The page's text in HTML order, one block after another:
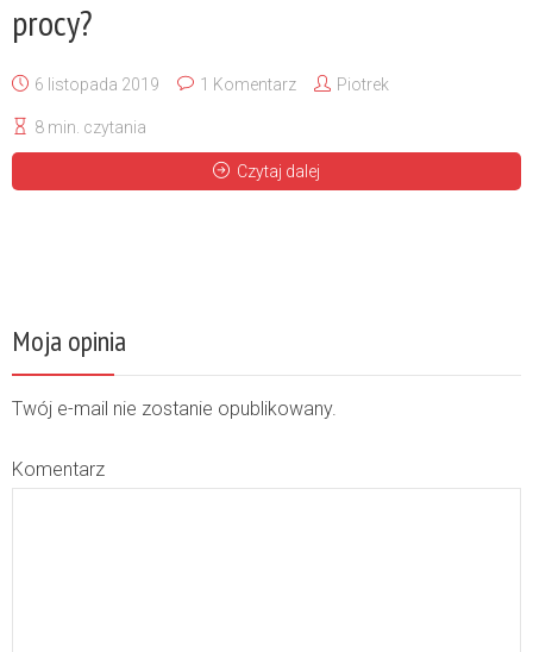
procy?
6 listopada 2019 1 Komentarz Piotrek
8 min. czytania
Czytaj dalej
Moja opinia
Twój e-mail nie zostanie opublikowany.
Komentarz